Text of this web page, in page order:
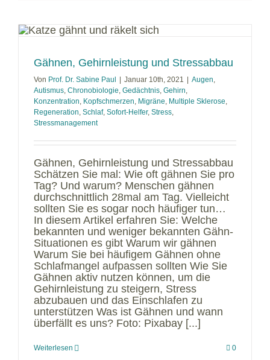
Gähnen, Gehirnleistung und Stressabbau
Von Prof. Dr. Sabine Paul Januar 10th, 2021 Augen,
Autismus, Chronobiologie, Gedächtnis, Gehirn,
Konzentration, Kopfschmerzen, Migräne, Multiple Sklerose,
Regeneration, Schlaf, Sofort-Helfer, Stress,
Stressmanagement
Gähnen, Gehirnleistung und Stressabbau
Schätzen Sie mal: Wie oft gähnen Sie pro
Tag? Und warum? Menschen gähnen
durchschnittlich 28mal am Tag. Vielleicht
sollten Sie es sogar noch häufiger tun…
In diesem Artikel erfahren Sie: Welche
bekannten und weniger bekannten Gähn-
Situationen es gibt Warum wir gähnen
Warum Sie bei häufigem Gähnen ohne
Schlafmangel aufpassen sollten Wie Sie
Gähnen aktiv nutzen können, um die
Gehirnleistung zu steigern, Stress
abzubauen und das Einschlafen zu
unterstützen Was ist Gähnen und wann
überfällt es uns? Foto: Pixabay [...]
Weiterlesen 0